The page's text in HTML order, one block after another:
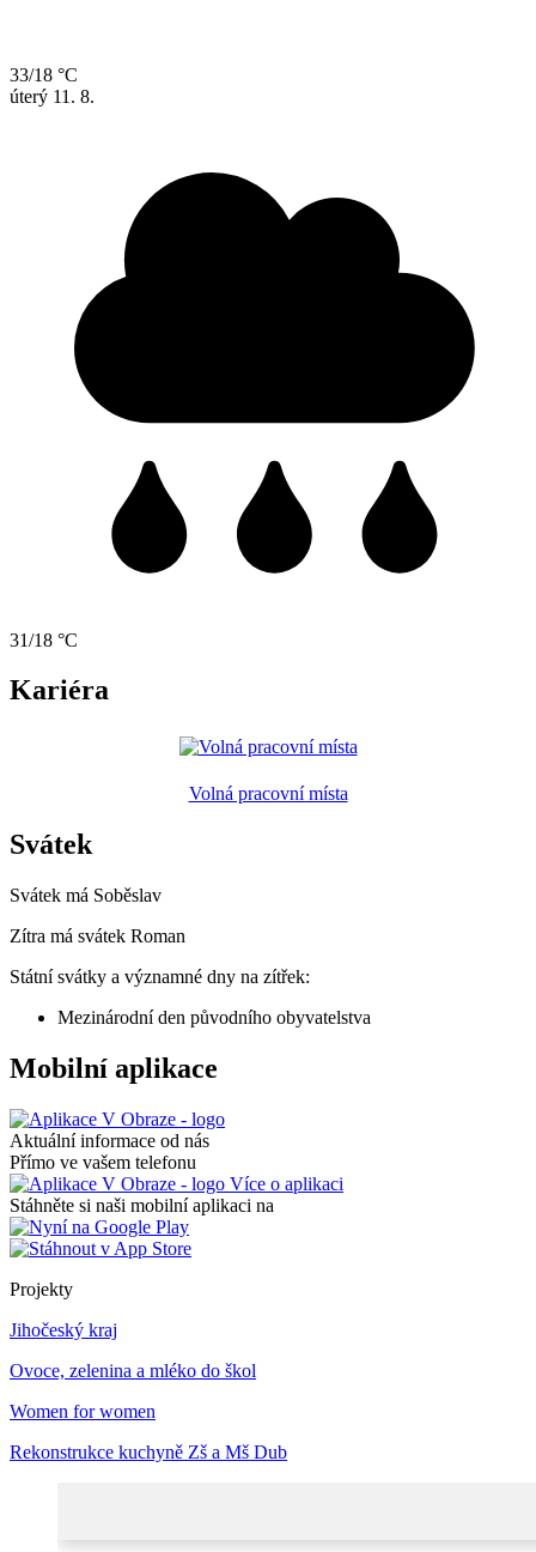
33/18 °C
úterý 11. 8.
31/18 °C
Kariéra
Volná pracovní místa
Svátek
Svátek má Soběslav
Zítra má svátek Roman
Státní svátky a významné dny na zítřek:
Mezinárodní den původního obyvatelstva
Mobilní aplikace
Aktuální informace od nás
Přímo ve vašem telefonu
Více o aplikaci
Stáhněte si naši mobilní aplikaci na
Projekty
Jihočeský kraj
Ovoce, zelenina a mléko do škol
Women for women
Rekonstrukce kuchyně Zš a Mš Dub